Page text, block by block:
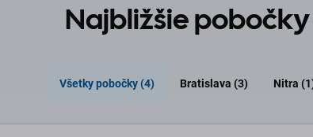
Najbližšie pobočky
Všetky pobočky (4) Bratislava (3) Nitra